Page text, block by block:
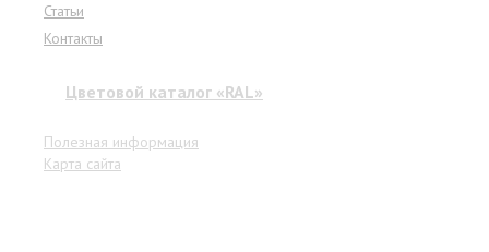
Статьи
Контакты
Цветовой каталог «RAL»
Полезная информация
Карта сайта